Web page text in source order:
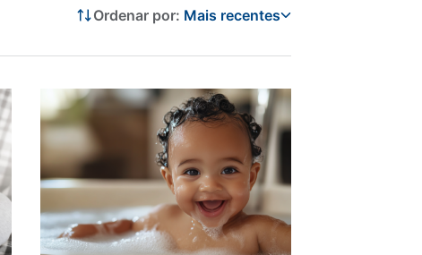
Ordenar por: Mais recentes